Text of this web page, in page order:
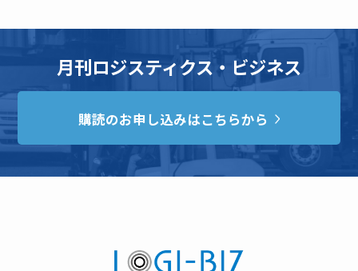
月刊ロジスティクス・ビジネス
購読のお申し込みはこちらから